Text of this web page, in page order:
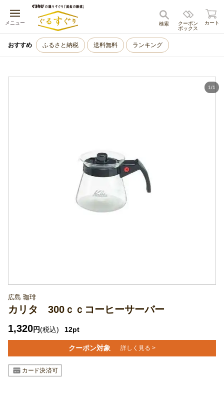
メニュー
キャンセル
クーポン
ボックス
検索 カート
おすすめ ふるさと納税 送料無料 ランキング
1/1
広島 珈琲
カリタ 300ｃｃコーヒーサーバー
1,320円(税込) 12pt
クーポン対象 詳しく見る >